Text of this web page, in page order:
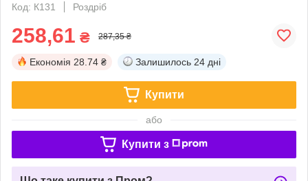
Код: К131
Роздріб
258,61 ₴ 287,35 ₴
Економія 28.74 ₴ Залишилось 24 дні
Купити
або
Купити з